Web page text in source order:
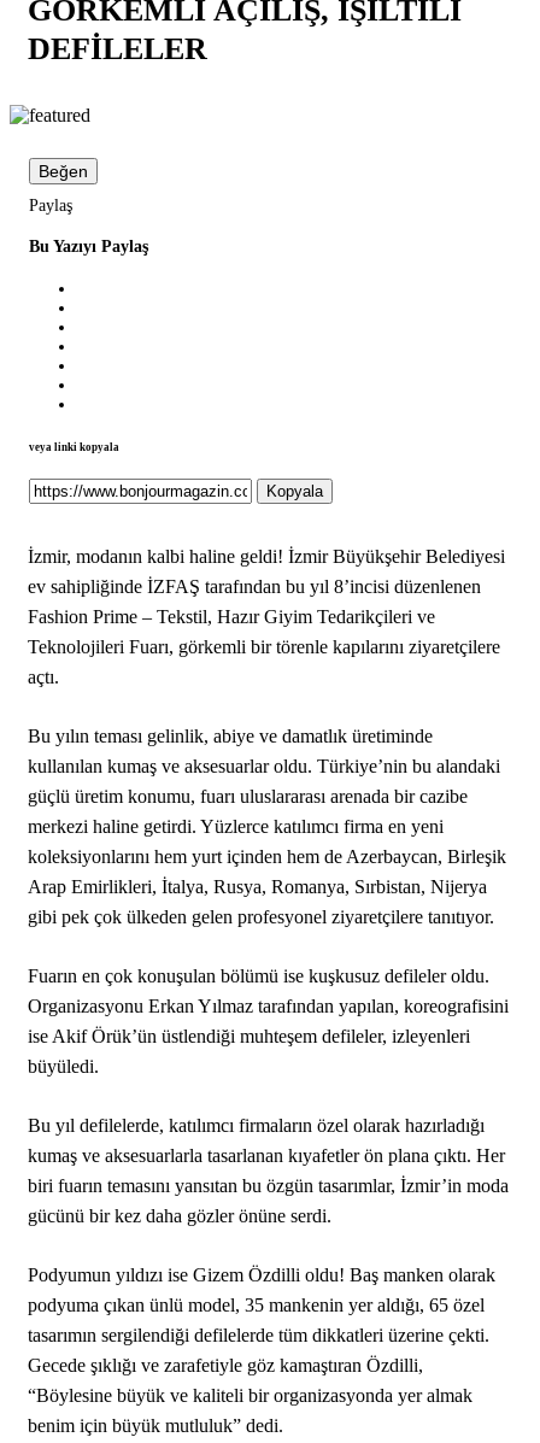
GÖRKEMLİ AÇILIŞ, IŞILTILI
DEFİLELER
Beğen
Paylaş
Bu Yazıyı Paylaş
veya linki kopyala
Kopyala
İzmir, modanın kalbi haline geldi! İzmir Büyükşehir Belediyesi
ev sahipliğinde İZFAŞ tarafından bu yıl 8’incisi düzenlenen
Fashion Prime – Tekstil, Hazır Giyim Tedarikçileri ve
Teknolojileri Fuarı, görkemli bir törenle kapılarını ziyaretçilere
açtı.
Bu yılın teması gelinlik, abiye ve damatlık üretiminde
kullanılan kumaş ve aksesuarlar oldu. Türkiye’nin bu alandaki
güçlü üretim konumu, fuarı uluslararası arenada bir cazibe
merkezi haline getirdi. Yüzlerce katılımcı firma en yeni
koleksiyonlarını hem yurt içinden hem de Azerbaycan, Birleşik
Arap Emirlikleri, İtalya, Rusya, Romanya, Sırbistan, Nijerya
gibi pek çok ülkeden gelen profesyonel ziyaretçilere tanıtıyor.
Fuarın en çok konuşulan bölümü ise kuşkusuz defileler oldu.
Organizasyonu Erkan Yılmaz tarafından yapılan, koreografisini
ise Akif Örük’ün üstlendiği muhteşem defileler, izleyenleri
büyüledi.
Bu yıl defilelerde, katılımcı firmaların özel olarak hazırladığı
kumaş ve aksesuarlarla tasarlanan kıyafetler ön plana çıktı. Her
biri fuarın temasını yansıtan bu özgün tasarımlar, İzmir’in moda
gücünü bir kez daha gözler önüne serdi.
Podyumun yıldızı ise Gizem Özdilli oldu! Baş manken olarak
podyuma çıkan ünlü model, 35 mankenin yer aldığı, 65 özel
tasarımın sergilendiği defilelerde tüm dikkatleri üzerine çekti.
Gecede şıklığı ve zarafetiyle göz kamaştıran Özdilli,
“Böylesine büyük ve kaliteli bir organizasyonda yer almak
benim için büyük mutluluk” dedi.